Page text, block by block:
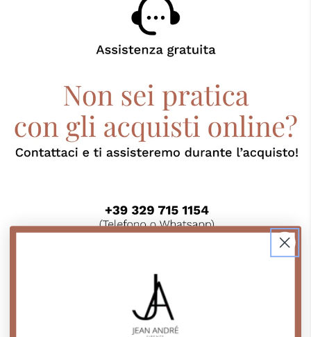
Contattaci su Whatsapp
Chiama Ora!